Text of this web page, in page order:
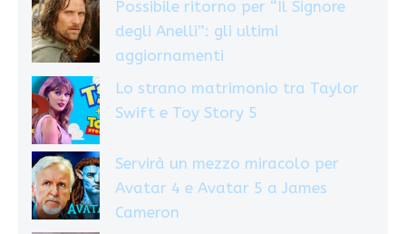
Possibile ritorno per “Il Signore
degli Anelli”: gli ultimi
aggiornamenti
Lo strano matrimonio tra Taylor
Swift e Toy Story 5
Servirà un mezzo miracolo per
Avatar 4 e Avatar 5 a James
Cameron